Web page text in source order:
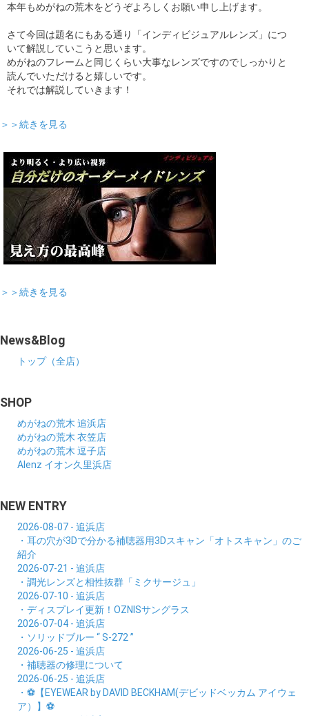
本年もめがねの荒木をどうぞよろしくお願い申し上げます。
さて今回は題名にもある通り「インディビジュアルレンズ」につ
いて解説していこうと思います。
めがねのフレームと同じくらい大事なレンズですのでしっかりと
読んでいただけると嬉しいです。
それでは解説していきます！
＞＞続きを見る
＞＞続きを見る
News&Blog
トップ（全店）
SHOP
めがねの荒木 追浜店
めがねの荒木 衣笠店
めがねの荒木 逗子店
Alenz イオン久里浜店
NEW ENTRY
2026-08-07 - 追浜店
・耳の穴が3Dで分かる補聴器用3Dスキャン「オトスキャン」のご
紹介
2026-07-21 - 追浜店
・調光レンズと相性抜群「ミクサージュ」
2026-07-10 - 追浜店
・ディスプレイ更新！OZNISサングラス
2026-07-04 - 追浜店
・ソリッドブルー “ S-272 ”
2026-06-25 - 追浜店
・補聴器の修理について
2026-06-25 - 追浜店
・⚽【EYEWEAR by DAVID BECKHAM(デビッドベッカム アイウェ
ア）】⚽